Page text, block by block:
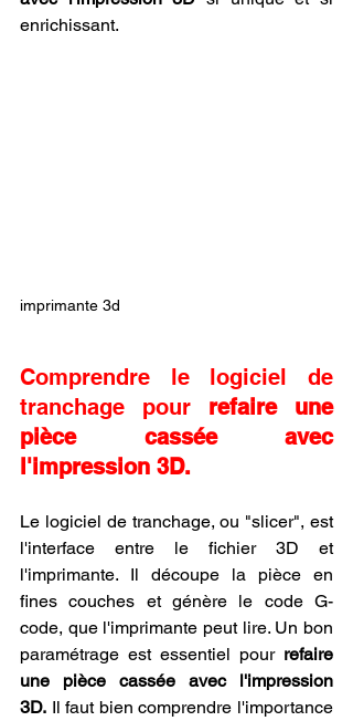
enrichissant.
imprimante 3d
Comprendre le logiciel de
tranchage pour refaire une
pièce cassée avec
l'impression 3D.
Le logiciel de tranchage, ou "slicer", est
l'interface entre le fichier 3D et
l'imprimante. Il découpe la pièce en
fines couches et génère le code G-
code, que l'imprimante peut lire. Un bon
paramétrage est essentiel pour refaire
une pièce cassée avec l'impression
3D. Il faut bien comprendre l'importance